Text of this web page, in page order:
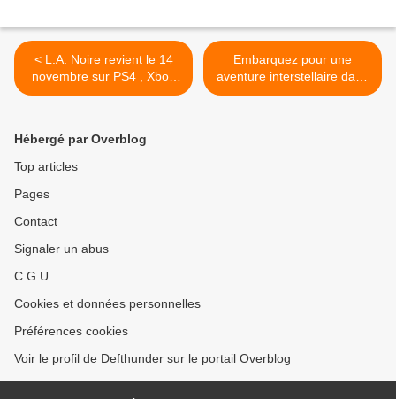
< L.A. Noire revient le 14
novembre sur PS4 , Xbox
One et Switch !
Embarquez pour une
aventure interstellaire dans
Star Ocean: The Last Hope
Hébergé par Overblog
Top articles
Pages
Contact
Signaler un abus
C.G.U.
Cookies et données personnelles
Préférences cookies
Voir le profil de Defthunder sur le portail Overblog